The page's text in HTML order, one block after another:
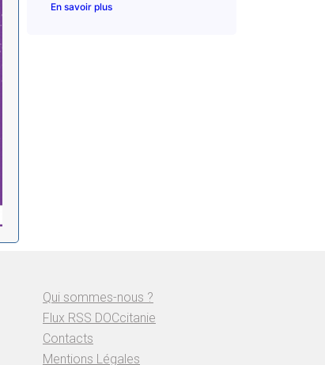
En savoir plus
Qui sommes-nous ?
Flux RSS DOCcitanie
Contacts
Mentions Légales